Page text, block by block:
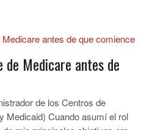
Medicare antes de
de los Centros de
Medicaid) Cuando asumí el rol